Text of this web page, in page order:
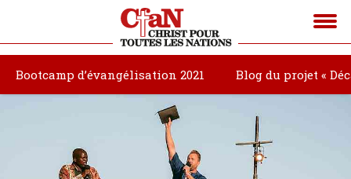
Bootcamp d’évangélisation 2021 Blog du projet «